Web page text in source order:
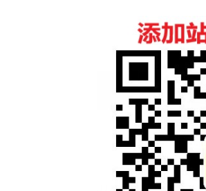
或将图片直接拖到这里